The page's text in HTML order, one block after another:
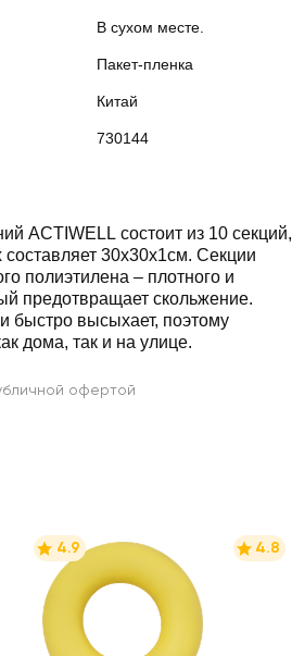
В сухом месте.
Пакет-пленка
Китай
730144
ACTIWELL состоит из 10 секций,
30x30х1см. Секции
полиэтилена – плотного и
предотвращает скольжение.
быстро высыхает, поэтому
дома, так и на улице.
офертой
4.9 4.8